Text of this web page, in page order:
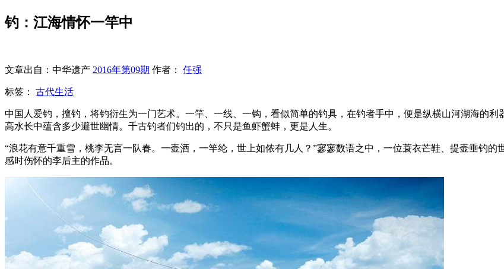
钓：江海情怀一竿中
文章出自：中华遗产 2016年第09期 作者： 任强
标签： 古代生活
中国人爱钓，擅钓，将钓衍生为一门艺术。一竿、一线、一钩，看似简单的钓具，在钓者手中，便是纵横山河湖海的
高水长中蕴含多少避世幽情。千古钓者们钓出的，不只是鱼虾蟹蚌，更是人生。
“浪花有意千重雪，桃李无言一队春。一壶酒，一竿纶，世上如侬有几人？”寥寥数语之中，一位蓑衣芒鞋、提壶垂钓的
感时伤怀的李后主的作品。